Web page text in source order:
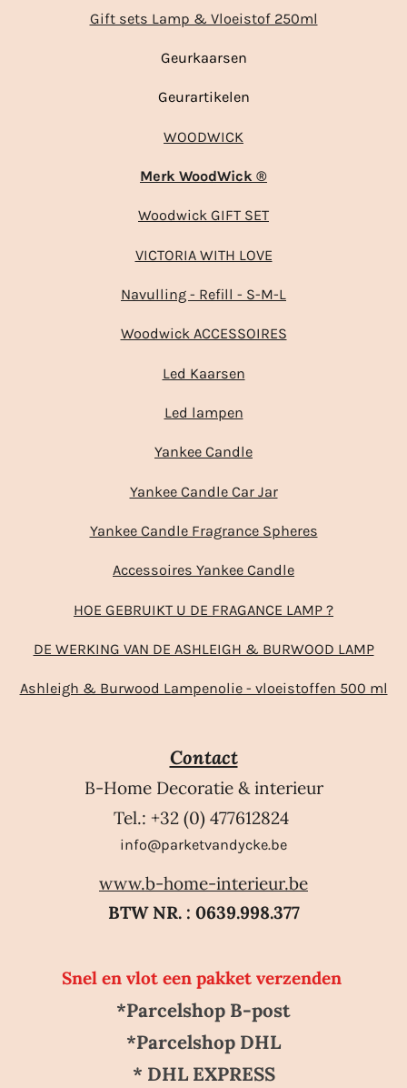
Gift sets Lamp & Vloeistof 250ml
Geurkaarsen
Geurartikelen
WOODWICK
Merk WoodWick ®
Woodwick GIFT SET
VICTORIA WITH LOVE
Navulling - Refill - S-M-L
Woodwick ACCESSOIRES
Led Kaarsen
Led lampen
Yankee Candle
Yankee Candle Car Jar
Yankee Candle Fragrance Spheres
Accessoires Yankee Candle
HOE GEBRUIKT U DE FRAGANCE LAMP ?
DE WERKING VAN DE ASHLEIGH & BURWOOD LAMP
Ashleigh & Burwood Lampenolie - vloeistoffen 500 ml
Contact
B-Home Decoratie & interieur
Tel.: +32 (0) 477612824
info@parketvandycke.be
www.b-home-interieur.be
BTW NR. : 0639.998.377
Snel en vlot een pakket verzenden
*Parcelshop B-post
*Parcelshop DHL
* DHL EXPRESS